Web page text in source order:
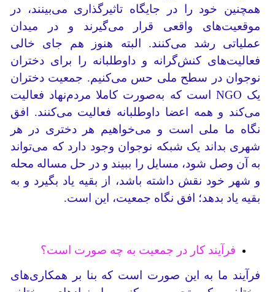
همچنین خود را در جایگاه تاثیرگذاری می‌بینند، در
موقعیت‌های واقعی قرار می‌گیرند و در میدان
عملیاتی رشد می‌کنند. البته هنوز هم جای خالی
فعالیت‌های کنش‌گرانه و داوطلبانه را برای دختران
نوجوان در سطح ملی حس می‌کنیم. جمعیت دختران
یک NGO است که به‌صورت کاملا مردم‌نهاد فعالیت
می‌کند و همه اعضا داوطلبانه فعالیت می‌کنند. افق
نگاه‌ ما ملی است و می‌خواهیم هر دختری در هر
شهری بداند یک شبکه نوجوان وجود دارد که می‌تواند
به آن وصل شود، مسایل را ببیند و در حل مساله محله
و شهر خود نقش داشته باشد، از بقیه یاد بگیرد و به
بقیه یاد بدهد؛ افق نگاه جمعیت، این است.
فرآیند کار در جمعیت به چه صورت است؟
فرآیند ما به این صورت است که بنا بر همکاری‌های